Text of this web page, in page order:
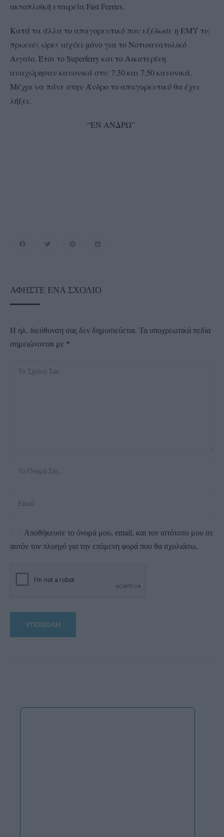
ακτοπλοϊκή εταιρεία Fast Ferries.
Κατά τα άλλα το απαγορευτικό που εξέδωσε η ΕΜΥ τις
πρωινές ώρες ισχύει μόνο για το Νοτιοανατολικό
Αιγαίο. Έτσι το Superferry και το Αικατερίνη
αναχώρησαν κανονικά στις 7:30 και 7:50 κανονικά.
Μέχρι να πάνε στην Άνδρο το απαγορευτικό θα έχει
λήξει.
“ΕΝ ΑΝΔΡΩ”
ΑΦΉΣΤΕ ΈΝΑ ΣΧΌΛΙΟ
Η ηλ. διεύθυνση σας δεν δημοσιεύεται. Τα υποχρεωτικά πεδία
σημειώνονται με *
Αποθήκευσε το όνομά μου, email, και τον ιστότοπο μου σε
αυτόν τον πλοηγό για την επόμενη φορά που θα σχολιάσω.